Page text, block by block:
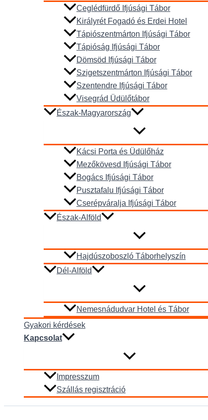
Ceglédfürdő Ifjúsági Tábor
Királyrét Fogadó és Erdei Hotel
Tápiószentmárton Ifjúsági Tábor
Tápióság Ifjúsági Tábor
Dömsöd Ifjúsági Tábor
Szigetszentmárton Ifjúsági Tábor
Szentendre Ifjúsági Tábor
Visegrád Üdülőtábor
Észak-Magyarország
Kácsi Porta és Üdülőház
Mezőkövesd Ifjúsági Tábor
Bogács Ifjúsági Tábor
Pusztafalu Ifjúsági Tábor
Cserépváralja Ifjúsági Tábor
Észak-Alföld
Hajdúszoboszló Táborhelyszín
Dél-Alföld
Nemesnádudvar Hotel és Tábor
Gyakori kérdések
Kapcsolat
Impresszum
Szállás regisztráció